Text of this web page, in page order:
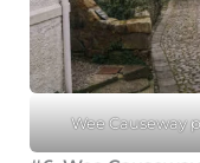
Wee Causeway